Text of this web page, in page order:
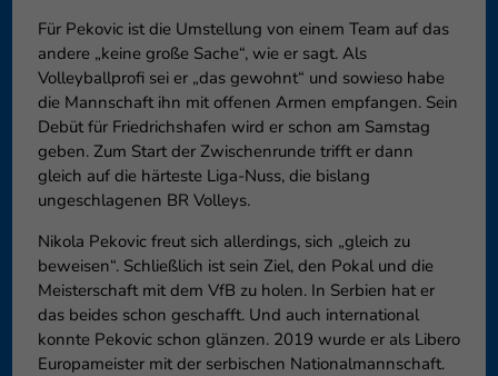
Für Pekovic ist die Umstellung von einem Team auf das
andere „keine große Sache“, wie er sagt. Als
Volleyballprofi sei er „das gewohnt“ und sowieso habe
die Mannschaft ihn mit offenen Armen empfangen. Sein
Debüt für Friedrichshafen wird er schon am Samstag
geben. Zum Start der Zwischenrunde trifft er dann
gleich auf die härteste Liga-Nuss, die bislang
ungeschlagenen BR Volleys.
Nikola Pekovic freut sich allerdings, sich „gleich zu
beweisen“. Schließlich ist sein Ziel, den Pokal und die
Meisterschaft mit dem VfB zu holen. In Serbien hat er
das beides schon geschafft. Und auch international
konnte Pekovic schon glänzen. 2019 wurde er als Libero
Europameister mit der serbischen Nationalmannschaft.